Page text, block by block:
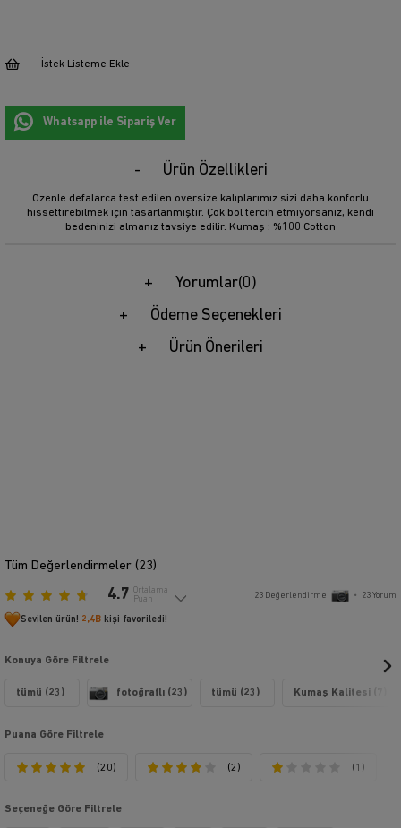
İstek Listeme Ekle
Whatsapp ile Sipariş Ver
Ürün Özellikleri
Özenle defalarca test edilen oversize kalıplarımız sizi daha konforlu
hissettirebilmek için tasarlanmıştır. Çok bol tercih etmiyorsanız, kendi
bedeninizi almanız tavsiye edilir. Kumaş : %100 Cotton
Yorumlar(0)
Ödeme Seçenekleri
Ürün Önerileri
Tüm Değerlendirmeler (23)
4.7 Ortalama
Puan
23 Değerlendirme • 23Yorum
Sevilen ürün! 2,4B kişi favoriledi!
Konuya Göre Filtrele
tümü (23) fotoğraflı (23) tümü (23) Kumaş Kalitesi (7)
Puana Göre Filtrele
(20) (2) (1)
Seçeneğe Göre Filtrele